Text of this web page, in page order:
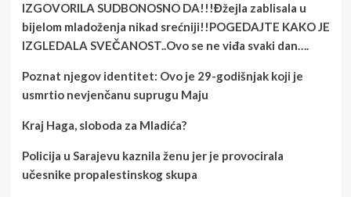
IZGOVORILA SUDBONOSNO DA!!!Đžejla zablisala u
bijelom mladoženja nikad srećniji!!POGEDAJTE KAKO JE
IZGLEDALA SVEČANOST..Ovo se ne viđa svaki dan….
Poznat njegov identitet: Ovo je 29-godišnjak koji je
usmrtio nevjenčanu suprugu Maju
Kraj Haga, sloboda za Mladića?
Policija u Sarajevu kaznila ženu jer je provocirala
učesnike propalestinskog skupa